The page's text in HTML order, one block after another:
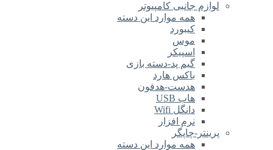
لوازم جانبی کامپیوتر
همه موارد این دسته
کیبورد
موس
اسپیکر
گیم پد-دسته بازی
باکس هارد
هدست-هدفون
هاب USB
دانگل Wifi
نرم افزار
پرینتر-چاپگر
همه موارد این دسته